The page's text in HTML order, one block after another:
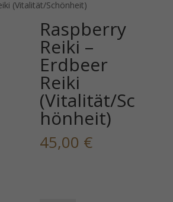
(Vitalität/Schönheit)
Raspberry
Reiki –
Erdbeer
Reiki
(Vitalität/Sc
hönheit)
45,00 €